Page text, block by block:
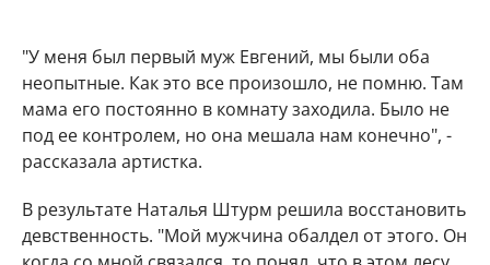
"У меня был первый муж Евгений, мы были оба
неопытные. Как это все произошло, не помню. Там
мама его постоянно в комнату заходила. Было не
под ее контролем, но она мешала нам конечно", -
рассказала артистка.
В результате Наталья Штурм решила восстановить
девственность. "Мой мужчина обалдел от этого. Он